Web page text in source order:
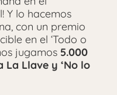
Y lo hacemos
con un premio
en el ‘Todo o
jugamos 5.000
Llave y ‘No lo